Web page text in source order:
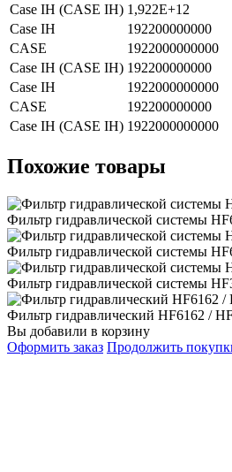
Case IH (CASE IH) 1,922E+12
Case IH
192200000000
CASE
1922000000000
Case IH (CASE IH) 192200000000
Case IH
1922000000000
CASE
192200000000
Case IH (CASE IH) 1922000000000
Похожие товары
Фильтр гидравлической системы
Фильтр гидравлической системы
Фильтр гидравлической системы
Фильтр гидравлический HF6162 /
Вы добавили в корзину
Оформить заказ Продолжить